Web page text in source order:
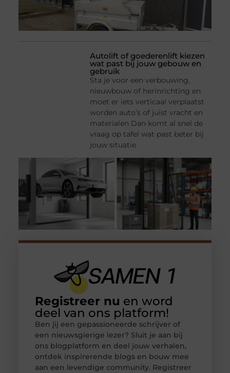
Autolift of goederenlift kiezen
wat past bij jouw gebouw en
gebruik
Sta je voor een verbouwing,
nieuwbouw of herinrichting en
moet er iets verticaal verplaatst
worden auto’s of juist vracht en
materialen Dan komt al snel de
vraag op tafel wat past beter bij
jouw situatie
Registreer nu en word
deel van ons platform!
Ben jij een gepassioneerde schrijver of
een nieuwsgierige lezer? Sluit je aan bij
ons blogplatform en deel jouw verhalen,
ontdek inspirerende blogs en bouw mee
aan een levendige community. Registreer